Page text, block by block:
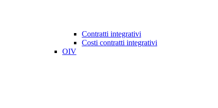
Contratti integrativi
Costi contratti integrativi
OIV